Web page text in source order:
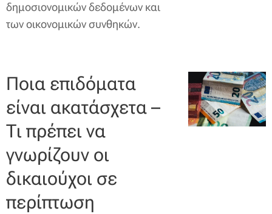
δημοσιονομικών δεδομένων και
των οικονομικών συνθηκών.
Ποια επιδόματα
είναι ακατάσχετα –
Τι πρέπει να
γνωρίζουν οι
δικαιούχοι σε
περίπτωση